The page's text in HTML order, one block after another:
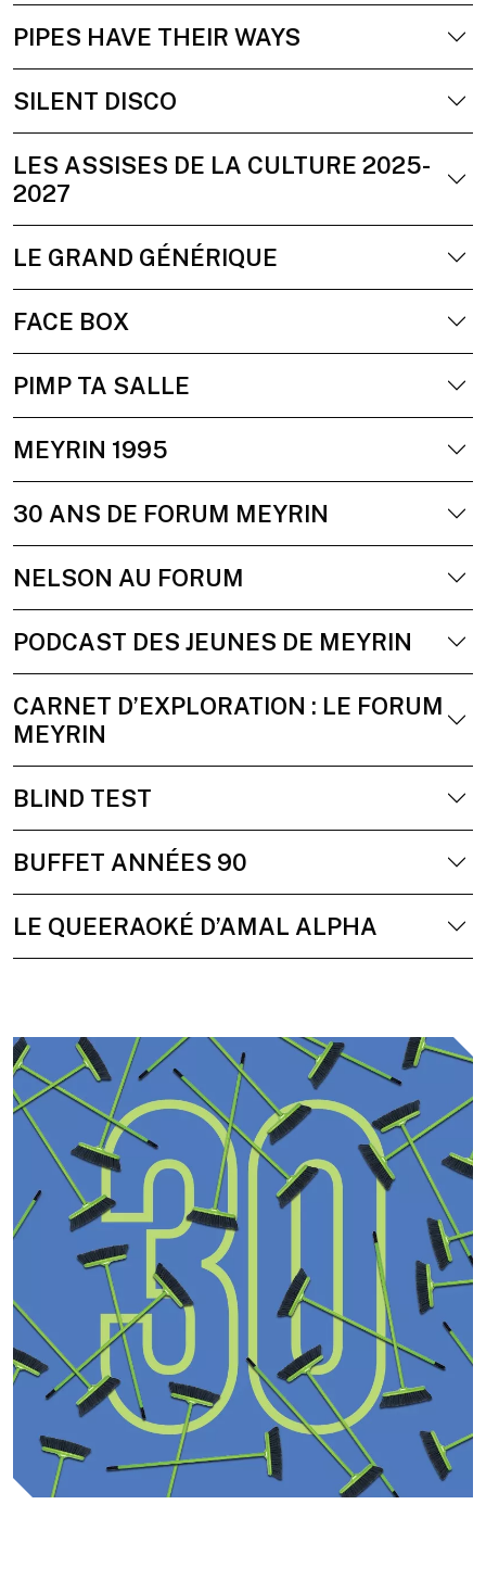
PIPES HAVE THEIR WAYS
SILENT DISCO
LES ASSISES DE LA CULTURE 2025-
2027
LE GRAND GÉNÉRIQUE
FACE BOX
PIMP TA SALLE
MEYRIN 1995
30 ANS DE FORUM MEYRIN
NELSON AU FORUM
PODCAST DES JEUNES DE MEYRIN
CARNET D’EXPLORATION : LE FORUM
MEYRIN
BLIND TEST
BUFFET ANNÉES 90
LE QUEERAOKÉ D’AMAL ALPHA